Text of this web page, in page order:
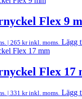
Flex 9
| 265 krinkl. moms. Lägg
Flex 17
| 331 krinkl. moms. Lägg